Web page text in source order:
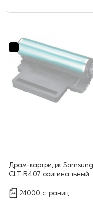
Драм-картридж Samsung
CLT-R407 оригинальный
24000 страниц